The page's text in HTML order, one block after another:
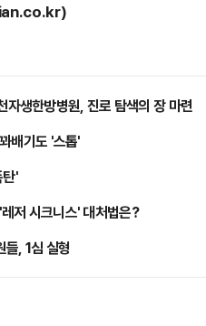
생한방병원, 진로 탐색의 장 마련
배기도 '스톱'
탄'
저 시크니스' 대처법은?
, 1심 실형